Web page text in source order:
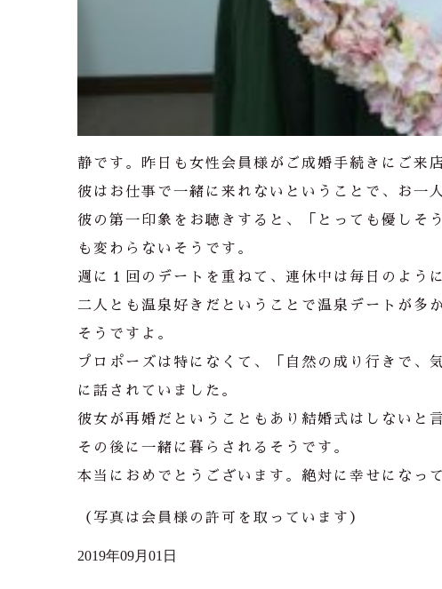
静です。昨日も女性会員様がご成婚手続きにご来
彼はお仕事で一緒に来れないということで、お一
彼の第一印象をお聴きすると、「とっても優しそ
も変わらないそうです。
週に１回のデートを重ねて、連休中は毎日のよう
二人とも温泉好きだということで温泉デートが多
そうですよ。
プロポーズは特になくて、「自然の成り行きで、
に話されていました。
彼女が再婚だということもあり結婚式はしないと
その後に一緒に暮らされるそうです。
本当におめでとうございます。絶対に幸せになっ
（写真は会員様の許可を取っています）
2019年09月01日